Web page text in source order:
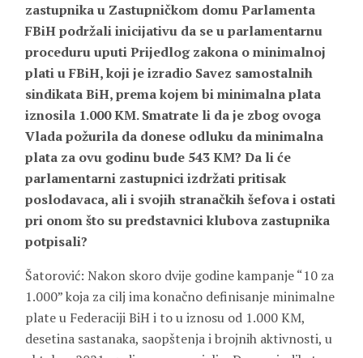
zastupnika u Zastupničkom domu Parlamenta
FBiH podržali inicijativu da se u parlamentarnu
proceduru uputi Prijedlog zakona o minimalnoj
plati u FBiH, koji je izradio Savez samostalnih
sindikata BiH, prema kojem bi minimalna plata
iznosila 1.000 KM. Smatrate li da je zbog ovoga
Vlada požurila da donese odluku da minimalna
plata za ovu godinu bude 543 KM? Da li će
parlamentarni zastupnici izdržati pritisak
poslodavaca, ali i svojih stranačkih šefova i ostati
pri onom što su predstavnici klubova zastupnika
potpisali?
Šatorović: Nakon skoro dvije godine kampanje “10 za
1.000” koja za cilj ima konačno definisanje minimalne
plate u Federaciji BiH i to u iznosu od 1.000 KM,
desetina sastanaka, saopštenja i brojnih aktivnosti, u